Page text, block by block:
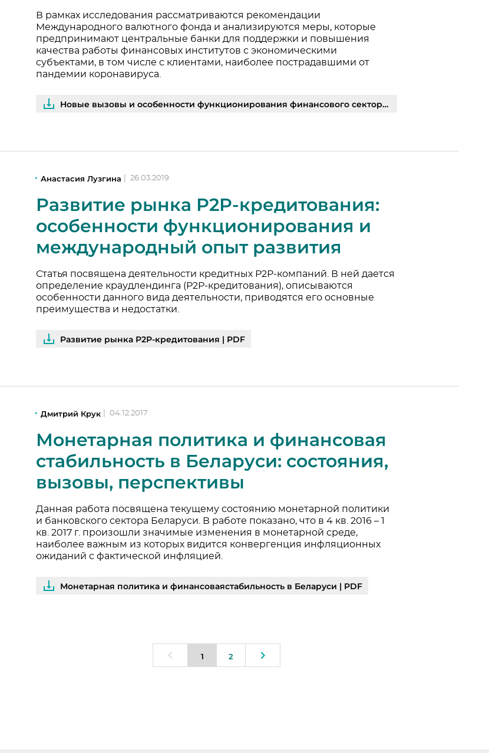
В рамках исследования рассматриваются рекомендации
Международного валютного фонда и анализируются меры, которые
предпринимают центральные банки для поддержки и повышения
качества работы финансовых институтов с экономическими
субъектами, в том числе с клиентами, наиболее пострадавшими от
пандемии коронавируса.
Новые вызовы и особенности функционирования финансового сектора в условиях пандемии | PDF
Анастасия Лузгина 26.03.2019
Развитие рынка Р2Р-кредитования:
особенности функционирования и
международный опыт развития
Статья посвящена деятельности кредитных Р2Р-компаний. В ней дается
определение краудлендинга (Р2Р-кредитования), описываются
особенности данного вида деятельности, приводятся его основные
преимущества и недостатки.
Развитие рынка Р2Р-кредитования | PDF
Дмитрий Крук 04.12.2017
Монетарная политика и финансовая
стабильность в Беларуси: состояния,
вызовы, перспективы
Данная работа посвящена текущему состоянию монетарной политики
и банковского сектора Беларуси. В работе показано, что в 4 кв. 2016 – 1
кв. 2017 г. произошли значимые изменения в монетарной среде,
наиболее важным из которых видится конвергенция инфляционных
ожиданий с фактической инфляцией.
Монетарная политика и финансоваястабильность в Беларуси | PDF
1 2